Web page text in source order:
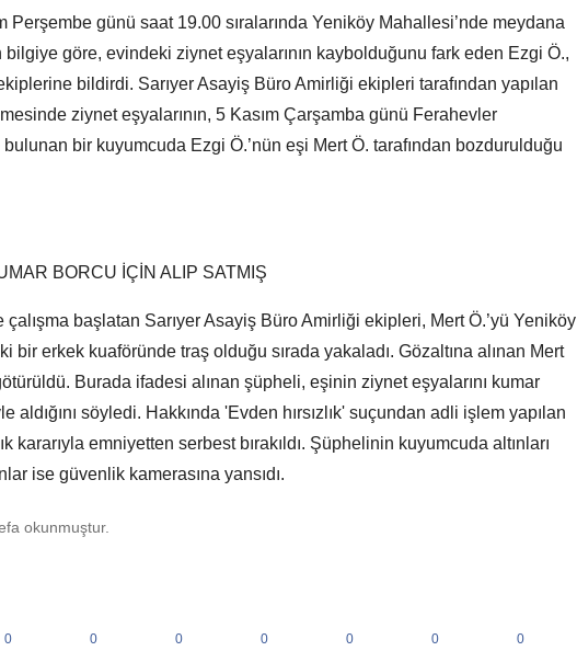
Perşembe günü saat 19.00 sıralarında Yeniköy Mahallesi’nde meydana
göre, evindeki ziynet eşyalarının kaybolduğunu fark eden Ezgi Ö.,
bildirdi. Sarıyer Asayiş Büro Amirliği ekipleri tarafından yapılan
ziynet eşyalarının, 5 Kasım Çarşamba günü Ferahevler
bulunan bir kuyumcuda Ezgi Ö.’nün eşi Mert Ö. tarafından bozdurulduğu
BORCU İÇİN ALIP SATMIŞ
çalışma başlatan Sarıyer Asayiş Büro Amirliği ekipleri, Mert Ö.’yü Yeniköy
bir erkek kuaföründe traş olduğu sırada yakaladı. Gözaltına alınan Mert
Burada ifadesi alınan şüpheli, eşinin ziynet eşyalarını kumar
aldığını söyledi. Hakkında 'Evden hırsızlık' suçundan adli işlem yapılan
kararıyla emniyetten serbest bırakıldı. Şüphelinin kuyumcuda altınları
ise güvenlik kamerasına yansıdı.
okunmuştur.